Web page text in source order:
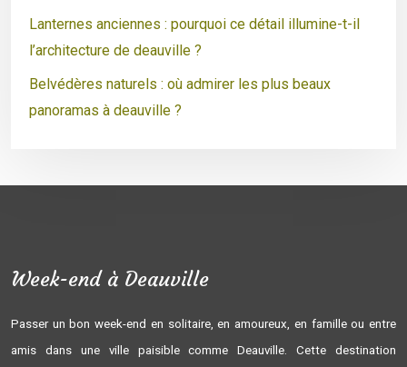
Lanternes anciennes : pourquoi ce détail illumine-t-il
l’architecture de deauville ?
Belvédères naturels : où admirer les plus beaux
panoramas à deauville ?
Week-end à Deauville
Passer un bon week-end en solitaire, en amoureux, en famille ou entre
amis dans une ville paisible comme Deauville. Cette destination